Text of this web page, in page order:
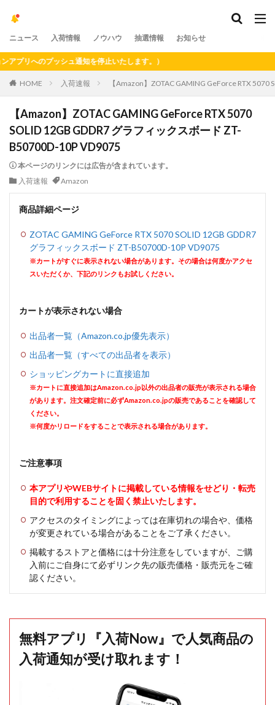
ニュース 入荷情報 ノウハウ 抽選情報 お知らせ
へのプッシュ通知を停止いたします。）
HOME 入荷速報 【Amazon】ZOTAC GAMING GeForce RTX
【Amazon】ZOTAC GAMING GeForce RTX 5070
SOLID 12GB GDDR7 グラフィックスボード ZT-
B50700D-10P VD9075
本ページのリンクには広告が含まれています。
入荷速報
Amazon
商品詳細ページ
ZOTAC GAMING GeForce RTX 5070 SOLID 12GB GDDR7
グラフィックスボード ZT-B50700D-10P VD9075
※カートがすぐに表示されない場合があります。その場合は何度かアクセ
スいただくか、下記のリンクもお試しください。
カートが表示されない場合
出品者一覧（Amazon.co.jp優先表示）
出品者一覧（すべての出品者を表示）
ショッピングカートに直接追加
※カートに直接追加はAmazon.co.jp以外の出品者の販売が表示される場合
があります。注文確定前に必ずAmazon.co.jpの販売であることを確認して
ください。
※何度かリロードをすることで表示される場合があります。
ご注意事項
本アプリやWEBサイトに掲載している情報をせどり・転売
目的で利用することを固く禁止いたします。
アクセスのタイミングによっては在庫切れの場合や、価格
が変更されている場合があることをご了承ください。
掲載するストアと価格には十分注意をしていますが、ご購
入前にご自身にて必ずリンク先の販売価格・販売元をご確
認ください。
無料アプリ『入荷Now』で人気商品の
入荷通知が受け取れます！